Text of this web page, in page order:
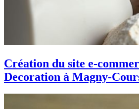
Création du site e-
Decoration à Magny-